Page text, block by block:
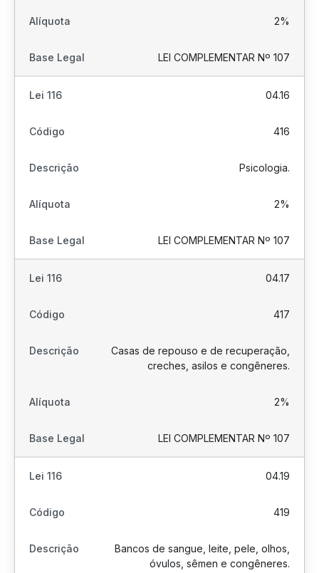
2%
LEI COMPLEMENTAR Nº 107
04.16
416
Psicologia.
2%
LEI COMPLEMENTAR Nº 107
04.17
417
Casas de repouso e de recuperação,
creches, asilos e congêneres.
2%
LEI COMPLEMENTAR Nº 107
04.19
419
Bancos de sangue, leite, pele, olhos,
óvulos, sêmen e congêneres.